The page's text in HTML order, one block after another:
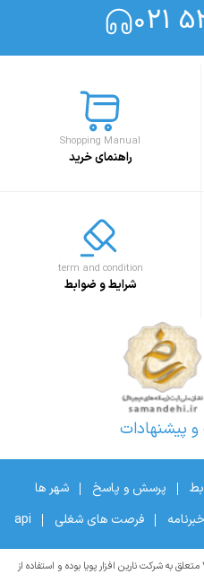
021
Shopping Manual
راهنمای خرید
term and condition
شرایط و ضوابط
پیشنهادات
پرسش و پاسخ
شهر ها
خبرنامه فرصت های شغلی api
© تمامی حقوق مادی و معنوی سایت سفر۷۲۴ متعلق به شرکت نارین افزار پویا بوده و استفاده از